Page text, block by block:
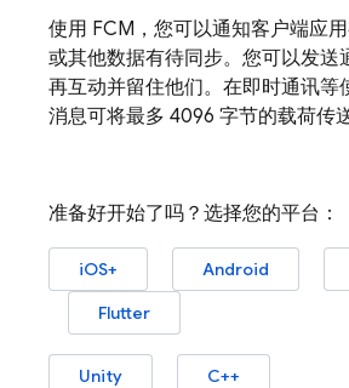
使用 FCM ，您可以通知客户端应
或其他数据有待同步。您可以发送
再互动并留住他们。在即时通讯等
消息可将最多 4096 字节的载荷传
准备好开始了吗？选择您的平台：
iOS+ Android
Flutter
Unity C++